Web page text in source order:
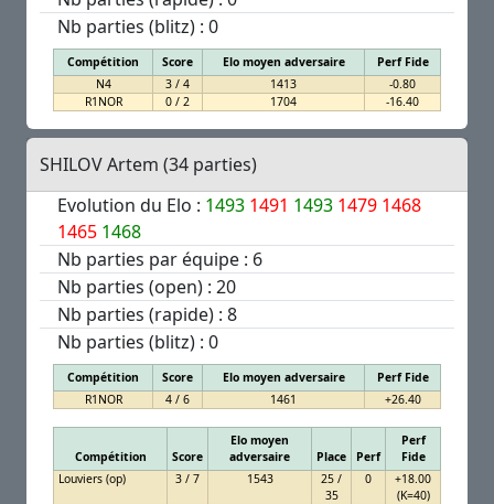
Nb parties (blitz) : 0
Compétition Score Elo moyen adversaire
Perf Fide
N4
3 / 4 1413
-0.80
R1NOR
0 / 2 1704 -16.40
SHILOV Artem (34 parties)
Evolution du Elo : 1493 1491 1493 1479 1468
1465 1468
Nb parties par équipe : 6
Nb parties (open) : 20
Nb parties (rapide) : 8
Nb parties (blitz) : 0
Compétition Score Elo moyen adversaire
Perf Fide
R1NOR
4 / 6 1461 +26.40
Compétition Score
Elo moyen
adversaire
Place Perf
Perf
Fide
Louviers (op)
3 / 7 1543
25 /
35
0
+18.00
(K=40)